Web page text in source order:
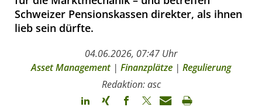
Schweizer Pensionskassen direkter, als ihnen
lieb sein dürfte.
04.06.2026, 07:47 Uhr
Asset Management| Finanzplätze | Regulierung
Redaktion: asc